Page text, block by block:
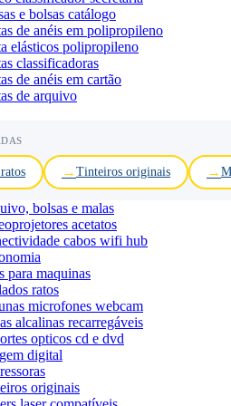
e bolsas catálogo
de anéis em polipropileno
elásticos polipropileno
classificadoras
de anéis em cartão
de arquivo
Tinteiros originais
bolsas e malas
acetatos
cabos wifi hub
para maquinas
ratos
microfones webcam
alcalinas recarregáveis
opticos cd e dvd
digital
originais